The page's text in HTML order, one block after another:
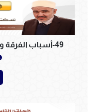
49-أسباب الفرقة والفتنة في التاريخ الإسلامي ..